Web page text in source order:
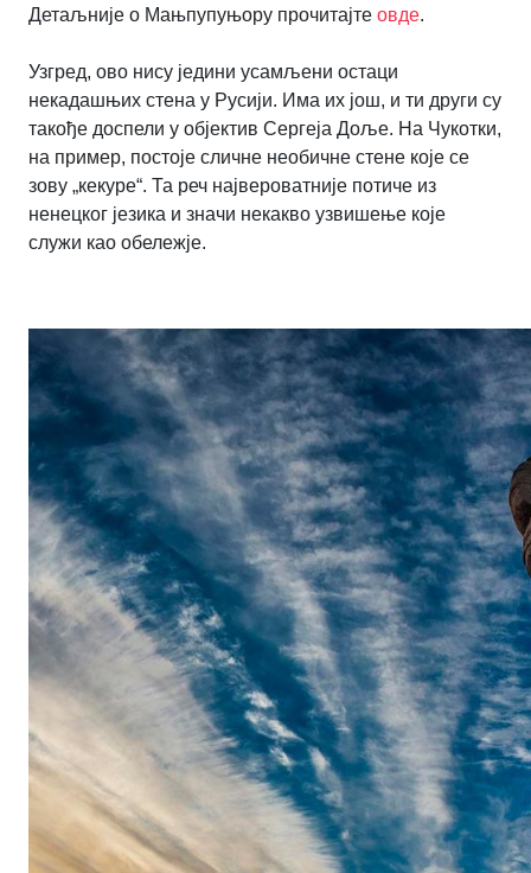
Детаљније о Мањпупуњору прочитајте овде.
Узгред, ово нису једини усамљени остаци
некадашњих стена у Русији. Има их још, и ти други су
такође доспели у објектив Сергеја Доље. На Чукотки,
на пример, постоје сличне необичне стене које се
зову „кекуре“. Та реч највероватније потиче из
ненецког језика и значи некакво узвишење које
служи као обележје.